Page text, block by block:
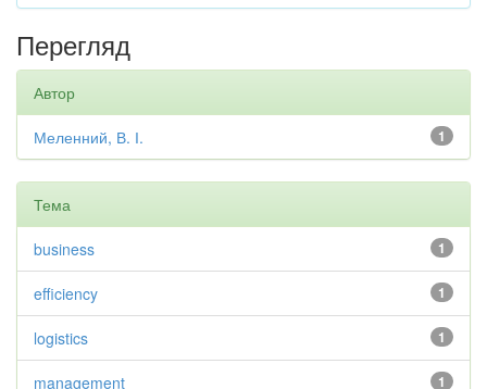
Перегляд
Автор
1
Меленний, В. І.
Тема
1
business
1
efficiency
1
logistics
1
management